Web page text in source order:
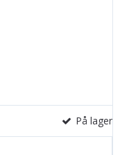
På lager